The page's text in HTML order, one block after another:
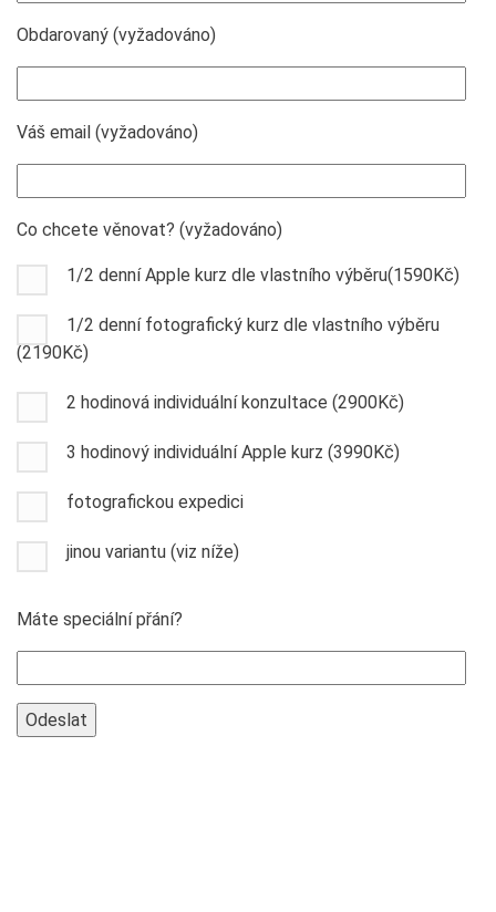
Obdarovaný (vyžadováno)
Váš email (vyžadováno)
Co chcete věnovat? (vyžadováno)
1/2 denní Apple kurz dle vlastního výběru(1590Kč)
1/2 denní fotografický kurz dle vlastního výběru
(2190Kč)
2 hodinová individuální konzultace (2900Kč)
3 hodinový individuální Apple kurz (3990Kč)
fotografickou expedici
jinou variantu (viz níže)
Máte speciální přání?